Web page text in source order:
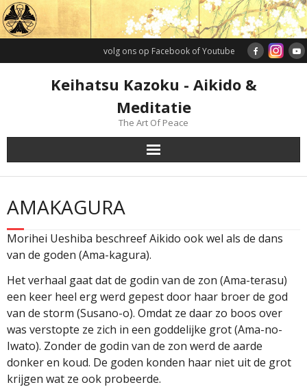
Doorgaan
naar
inhoud
volg ons op Facebook of Youtube
Keihatsu Kazoku - Aikido &
Meditatie
The Art Of Peace
AMAKAGURA
Morihei Ueshiba beschreef Aikido ook wel als de dans
van de goden (Ama-kagura).
Het verhaal gaat dat de godin van de zon (Ama-terasu)
een keer heel erg werd gepest door haar broer de god
van de storm (Susano-o). Omdat ze daar zo boos over
was verstopte ze zich in een goddelijke grot (Ama-no-
Iwato). Zonder de godin van de zon werd de aarde
donker en koud. De goden konden haar niet uit de grot
krijgen wat ze ook probeerde.